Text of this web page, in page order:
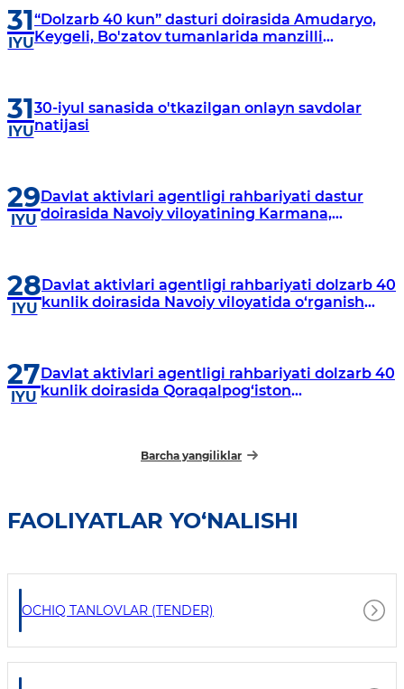
31
IYU
“Dolzarb 40 kun” dasturi doirasida Amudaryo,
Keygeli, Bo'zatov tumanlarida manzilli
31
IYU
30-iyul sanasida o'tkazilgan onlayn savdolar
natijasi
29
IYU
Davlat aktivlari agentligi rahbariyati dastur
doirasida Navoiy viloyatining Karmana,
28
IYU
Davlat aktivlari agentligi rahbariyati dolzarb 40
kunlik doirasida Navoiy viloyatida o‘rganish
27
IYU
Davlat aktivlari agentligi rahbariyati dolzarb 40
kunlik doirasida Qoraqalpog‘iston
Barcha yangiliklar
FAOLIYATLAR YO‘NALISHI
OCHIQ TANLOVLAR (TENDER)